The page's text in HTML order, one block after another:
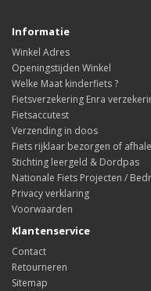
Informatie
Winkel Adres
Openingstijden Winkel
Welke Maat kinderfiets ?
Fietsverzekering Enra
Fietsaccutest
Verzending in doos
Fiets rijklaar bezorgen of
Stichting leergeld & Dordpas
Nationale Fiets Projecten /
Privacy verklaring
Voorwaarden
Klantenservice
Contact
Retourneren
Sitemap